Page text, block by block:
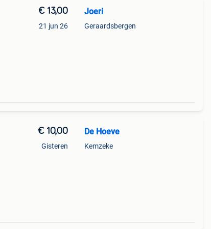
€ 13,00
21 jun 26
Joeri
Geraardsbergen
€ 10,00
Gisteren
De Hoeve
Kemzeke